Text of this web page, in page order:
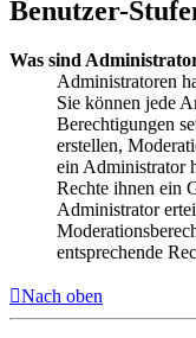
Benutzer-
Was sind
Administratoren
Sie können jede
Berechtigungen
erstellen,
ein Administrator
Rechte ihnen ein
Administrator
entsprechende
Nach oben